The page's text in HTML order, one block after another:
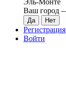
Эль-Монте
Ваш город
Регистрация
Войти